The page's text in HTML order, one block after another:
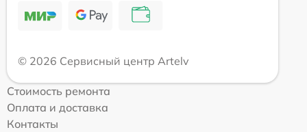
© 2026 Сервисный центр Artelv
Стоимость ремонта
Оплата и доставка
Контакты